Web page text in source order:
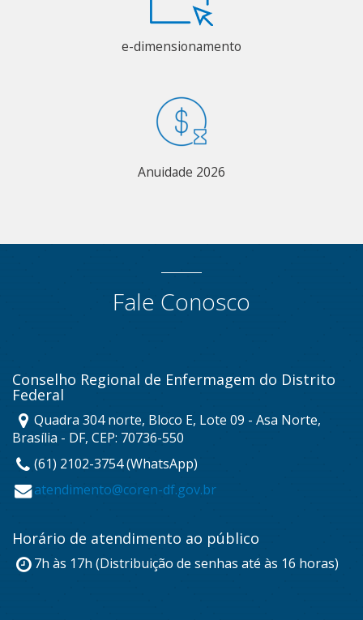
e-dimensionamento
Anuidade 2026
Fale Conosco
Conselho Regional de Enfermagem do Distrito
Federal
Quadra 304 norte, Bloco E, Lote 09 - Asa Norte,
Brasília - DF, CEP: 70736-550
(61) 2102-3754 (WhatsApp)
atendimento@coren-df.gov.br
Horário de atendimento ao público
7h às 17h (Distribuição de senhas até às 16 horas)